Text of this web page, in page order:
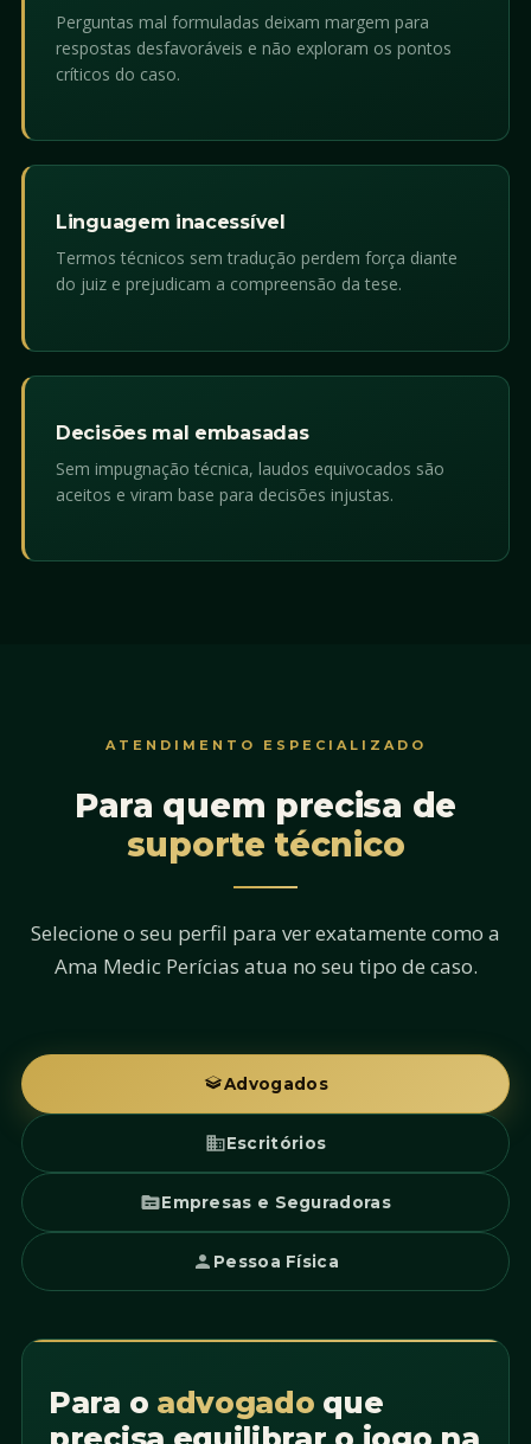
Perguntas mal formuladas deixam margem para
respostas desfavoráveis e não exploram os pontos
críticos do caso.
Linguagem inacessível
Termos técnicos sem tradução perdem força diante
do juiz e prejudicam a compreensão da tese.
Decisões mal embasadas
Sem impugnação técnica, laudos equivocados são
aceitos e viram base para decisões injustas.
ATENDIMENTO ESPECIALIZADO
Para quem precisa de
suporte técnico
Selecione o seu perfil para ver exatamente como a
Ama Medic Perícias atua no seu tipo de caso.
Advogados
Escritórios
Empresas e Seguradoras
Pessoa Física
Para o advogado que